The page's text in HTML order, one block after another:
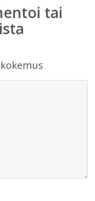
tai